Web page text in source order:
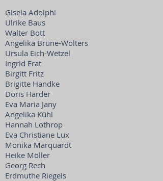
Gisela Adolphi
Ulrike Baus
Walter Bott
Angelika Brune-Wolters
Ursula Eich-Wetzel
Ingrid Erat
Birgitt Fritz
Brigitte Handke
Doris Harder
Eva Maria Jany
Angelika Kühl
Hannah Lothrop
Eva Christiane Lux
Monika Marquardt
Heike Möller
Georg Rech
Erdmuthe Riegels